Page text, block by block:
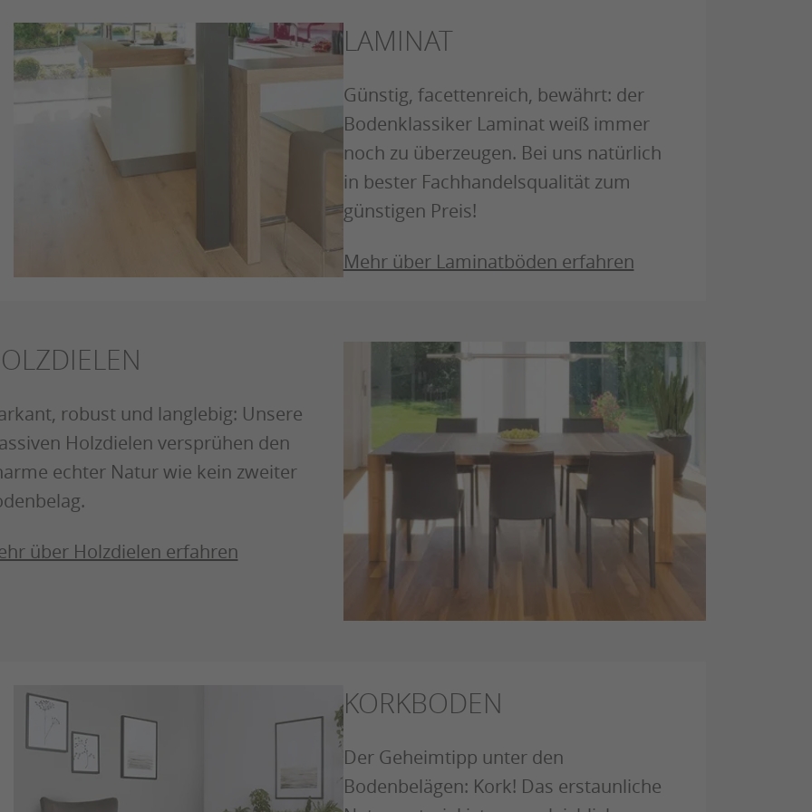
LAMINAT
Günstig, facettenreich, bewährt: der
Bodenklassiker Laminat weiß immer
noch zu überzeugen. Bei uns natürlich
in bester Fachhandelsqualität zum
günstigen Preis!
Mehr über Laminatböden erfahren
robust und langlebig: Unsere
Holzdielen versprühen den
echter Natur wie kein zweiter
über Holzdielen erfahren
KORKBODEN
Der Geheimtipp unter den
Bodenbelägen: Kork! Das erstaunliche